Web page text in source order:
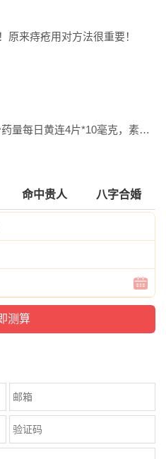
原来痔疮用对方法很重要！
两天后血糖将至空腹5.0，减少药量每日黄连4片*10毫克，素谷维3片*10毫克，六味地黄丸.
命中贵人 八字合婚